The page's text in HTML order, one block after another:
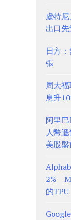
盧特
出口
日方
張
周大
息升
阿里
人幣
美股
2%
的TPU